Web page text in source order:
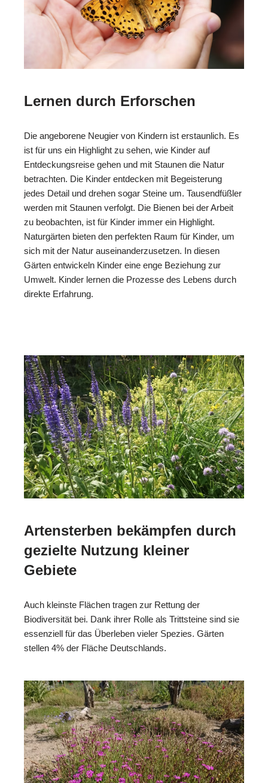
Lernen durch Erforschen
Die angeborene Neugier von Kindern ist erstaunlich. Es
ist für uns ein Highlight zu sehen, wie Kinder auf
Entdeckungsreise gehen und mit Staunen die Natur
betrachten. Die Kinder entdecken mit Begeisterung
jedes Detail und drehen sogar Steine um. Tausendfüßler
werden mit Staunen verfolgt. Die Bienen bei der Arbeit
zu beobachten, ist für Kinder immer ein Highlight.
Naturgärten bieten den perfekten Raum für Kinder, um
sich mit der Natur auseinanderzusetzen. In diesen
Gärten entwickeln Kinder eine enge Beziehung zur
Umwelt. Kinder lernen die Prozesse des Lebens durch
direkte Erfahrung.
Artensterben bekämpfen durch
gezielte Nutzung kleiner
Gebiete
Auch kleinste Flächen tragen zur Rettung der
Biodiversität bei. Dank ihrer Rolle als Trittsteine sind sie
essenziell für das Überleben vieler Spezies. Gärten
stellen 4% der Fläche Deutschlands.